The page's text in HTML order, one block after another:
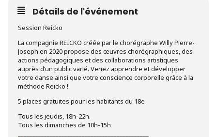
Détails de l'événement
Session Reicko
La compagnie REICKO créée par le chorégraphe Willy Pierre-
Joseph en 2020 propose des œuvres chorégraphiques, des
actions pédagogiques et des collaborations artistiques
auprès d’un public varié. Venez apprendre et développer
votre danse ainsi que votre conscience corporelle grâce à la
méthode Reicko !
5 places gratuites pour les habitants du 18e
Tous les jeudis, 18h-22h.
Tous les dimanches de 10h-15h